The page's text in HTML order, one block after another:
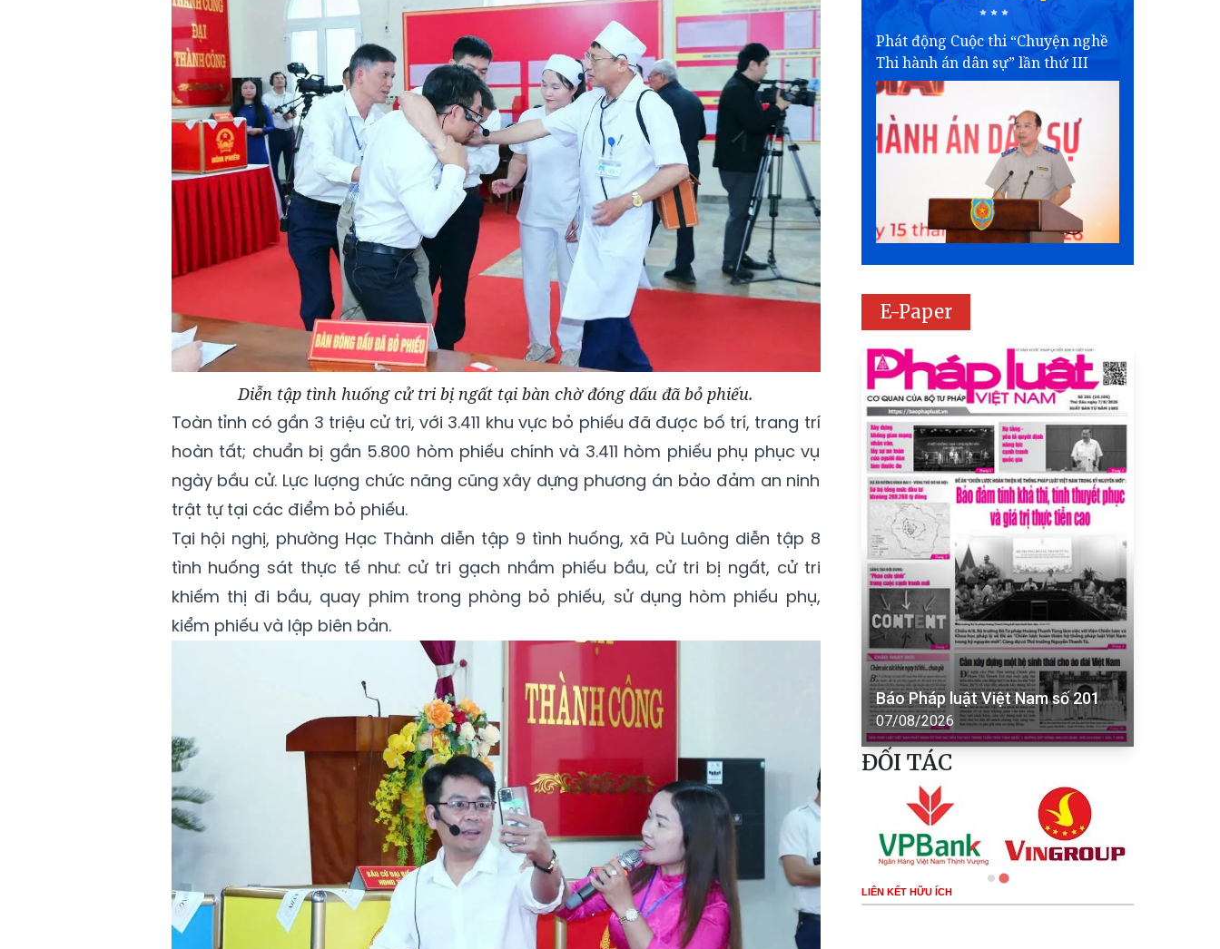
Diễn tập tình huống cử tri bị ngất tại bàn chờ đóng dấu đã bỏ phiếu.
Toàn tỉnh có gần 3 triệu cử tri, với 3.411 khu vực bỏ phiếu đã được bố trí, trang trí
hoàn tất; chuẩn bị gần 5.800 hòm phiếu chính và 3.411 hòm phiếu phụ phục vụ
ngày bầu cử. Lực lượng chức năng cũng xây dựng phương án bảo đảm an ninh
trật tự tại các điểm bỏ phiếu.
Tại hội nghị, phường Hạc Thành diễn tập 9 tình huống, xã Pù Luông diễn tập 8
tình huống sát thực tế như: cử tri gạch nhầm phiếu bầu, cử tri bị ngất, cử tri
khiếm thị đi bầu, quay phim trong phòng bỏ phiếu, sử dụng hòm phiếu phụ,
kiểm phiếu và lập biên bản.
Phát động Cuộc thi “Chuyện nghề
Thi hành án dân sự” lần thứ III
E-Paper
Báo Pháp luật Việt Nam số 201
07/08/2026
ĐỐI TÁC
LIÊN KẾT HỮU ÍCH